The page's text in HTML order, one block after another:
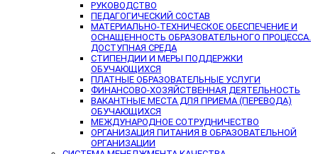
РУКОВОДСТВО
ПЕДАГОГИЧЕСКИЙ СОСТАВ
МАТЕРИАЛЬНО-ТЕХНИЧЕСКОЕ ОБЕСПЕЧЕНИЕ И
ОСНАЩЕННОСТЬ ОБРАЗОВАТЕЛЬНОГО ПРОЦЕССА.
ДОСТУПНАЯ СРЕДА
СТИПЕНДИИ И МЕРЫ ПОДДЕРЖКИ
ОБУЧАЮЩИХСЯ
ПЛАТНЫЕ ОБРАЗОВАТЕЛЬНЫЕ УСЛУГИ
ФИНАНСОВО-ХОЗЯЙСТВЕННАЯ ДЕЯТЕЛЬНОСТЬ
ВАКАНТНЫЕ МЕСТА ДЛЯ ПРИЕМА (ПЕРЕВОДА)
ОБУЧАЮЩИХСЯ
МЕЖДУНАРОДНОЕ СОТРУДНИЧЕСТВО
ОРГАНИЗАЦИЯ ПИТАНИЯ В ОБРАЗОВАТЕЛЬНОЙ
ОРГАНИЗАЦИИ